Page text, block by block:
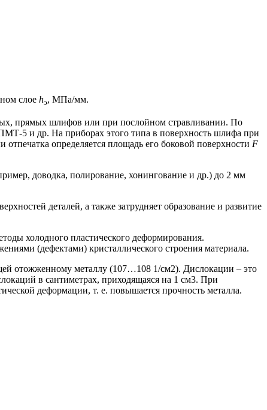
слое hэ, МПа/мм.
прямых шлифов или при послойном стравливании. По
5 и др. На приборах этого типа в поверхность шлифа при
определяется площадь его боковой поверхности F
доводка, полирование, хонингование и др.) до 2 мм
деталей, а также затрудняет образование и развитие
холодного пластического деформирования.
(дефектами) кристаллического строения материала.
отожженному металлу (107…108 1/см2). Дислокации – это
в сантиметрах, приходящаяся на 1 см3. При
деформации, т. е. повышается прочность металла.